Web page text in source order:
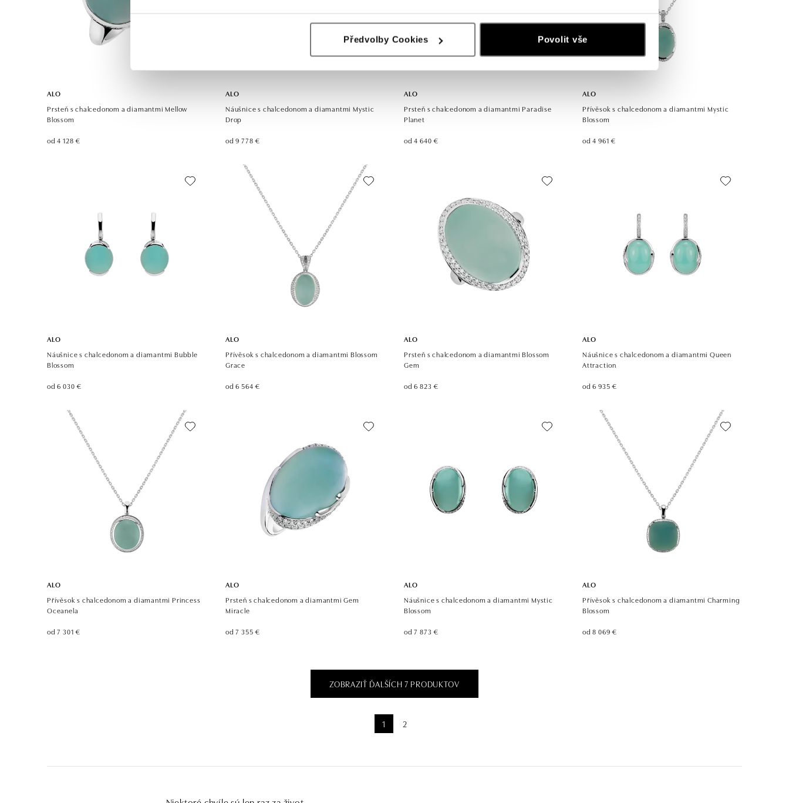
Předvolby Cookies Povolit vše
ALO
Prsteň s chalcedonom a diamantmi Mellow
Blossom
od 4 128 €
ALO
Náušnice s chalcedonom a diamantmi Mystic
Drop
od 9 778 €
ALO
Prsteň s chalcedonom a diamantmi Paradise
Planet
od 4 640 €
ALO
Přívěsok s chalcedonom a diamantmi Mystic
Blossom
od 4 961 €
ALO
Náušnice s chalcedonom a diamantmi Bubble
Blossom
od 6 030 €
ALO
Přívěsok s chalcedonom a diamantmi Blossom
Grace
od 6 564 €
ALO
Prsteň s chalcedonom a diamantmi Blossom
Gem
od 6 823 €
ALO
Náušnice s chalcedonom a diamantmi Queen
Attraction
od 6 935 €
ALO
Přívěsok s chalcedonom a diamantmi Princess
Oceanela
od 7 301 €
ALO
Prsteň s chalcedonom a diamantmi Gem
Miracle
od 7 355 €
ALO
Náušnice s chalcedonom a diamantmi Mystic
Blossom
od 7 873 €
ALO
Přívěsok s chalcedonom a diamantmi Charming
Blossom
od 8 069 €
ZOBRAZIŤ ĎALŠÍCH 7 PRODUKTOV
1 2